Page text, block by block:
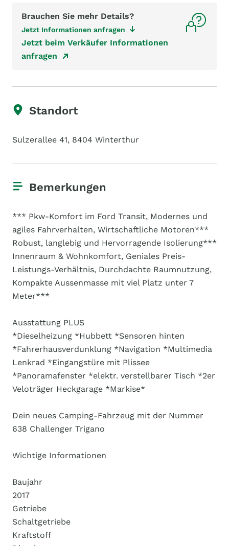
Brauchen Sie mehr Details?
Jetzt Informationen anfragen
Jetzt beim Verkäufer Informationen
anfragen
Standort
Sulzerallee 41, 8404 Winterthur
Bemerkungen
*** Pkw-Komfort im Ford Transit, Modernes und
agiles Fahrverhalten, Wirtschaftliche Motoren***
Robust, langlebig und Hervorragende Isolierung***
Innenraum & Wohnkomfort, Geniales Preis-
Leistungs-Verhältnis, Durchdachte Raumnutzung,
Kompakte Aussenmasse mit viel Platz unter 7
Meter***
Ausstattung PLUS
*Dieselheizung *Hubbett *Sensoren hinten
*Fahrerhausverdunklung *Navigation *Multimedia
Lenkrad *Eingangstüre mit Plissee
*Panoramafenster *elektr. verstellbarer Tisch *2er
Veloträger Heckgarage *Markise*
Dein neues Camping-Fahrzeug mit der Nummer
638 Challenger Trigano
Wichtige Informationen
Baujahr
2017
Getriebe
Schaltgetriebe
Kraftstoff